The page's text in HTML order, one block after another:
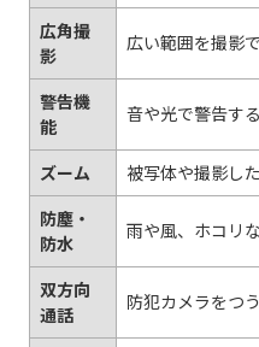
広角撮
影
広い範囲を撮影
警告機
能
音や光で警告す
ズーム
被写体や撮影し
防塵・
防水
雨や風、ホコリ
双方向
通話
防犯カメラをつ